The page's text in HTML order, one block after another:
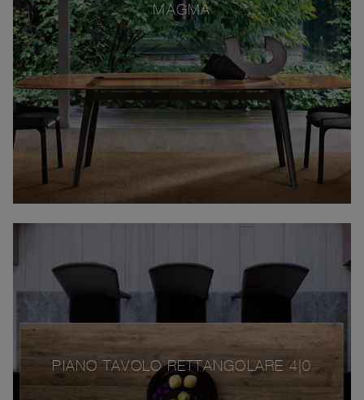
MAGMA
PIANO TAVOLO RETTANGOLARE 4|0